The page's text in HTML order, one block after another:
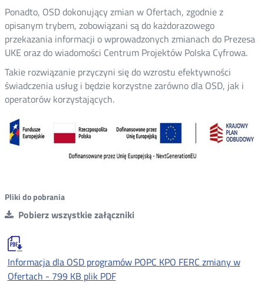
Ponadto, OSD dokonujący zmian w Ofertach, zgodnie z
opisanym trybem, zobowiązani są do każdorazowego
przekazania informacji o wprowadzonych zmianach do Prezesa
UKE oraz do wiadomości Centrum Projektów Polska Cyfrowa.
Takie rozwiązanie przyczyni się do wzrostu efektywności
świadczenia usług i będzie korzystne zarówno dla OSD, jak i
operatorów korzystających.
Pliki do pobrania
Pobierz wszystkie załączniki
Informacja dla OSD programów POPC KPO FERC zmiany w
Ofertach - 799 KB plik PDF